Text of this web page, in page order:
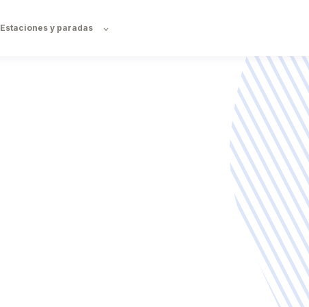
Estaciones y paradas